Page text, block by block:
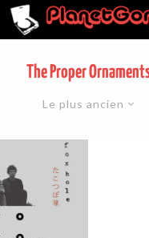
The Proper
Le plus ancien